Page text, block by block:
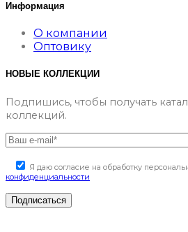
Информация
О компании
Оптовику
НОВЫЕ КОЛЛЕКЦИИ
Подпишись, чтобы получать
коллекций.
Я даю согласие на обработку
конфиденциальности